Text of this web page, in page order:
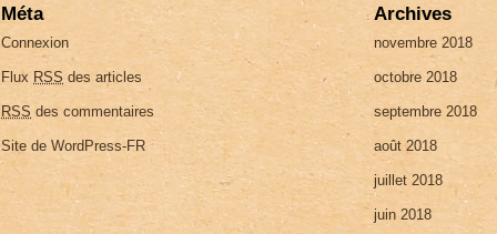
Méta
Connexion
Flux RSS des articles
RSS des commentaires
Site de WordPress-FR
Archives
novembre 2018
octobre 2018
septembre 2018
août 2018
juillet 2018
juin 2018